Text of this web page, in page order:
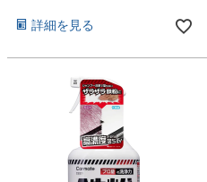
詳細を見る